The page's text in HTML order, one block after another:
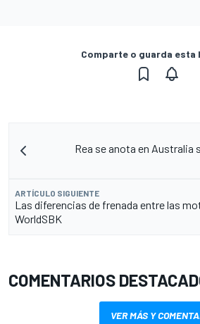
Comparte o guarda esta
Rea se anota en Australia
ARTÍCULO SIGUIENTE
Las diferencias de frenada entre las
WorldSBK
COMENTARIOS
VER MÁS Y